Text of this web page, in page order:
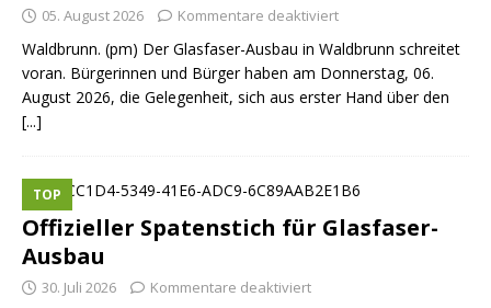
05. August 2026 Kommentare deaktiviert
Waldbrunn. (pm) Der Glasfaser-Ausbau in Waldbrunn schreitet
voran. Bürgerinnen und Bürger haben am Donnerstag, 06.
August 2026, die Gelegenheit, sich aus erster Hand über den
[...]
Offizieller Spatenstich für Glasfaser-
Ausbau
TOP
30. Juli 2026 Kommentare deaktiviert